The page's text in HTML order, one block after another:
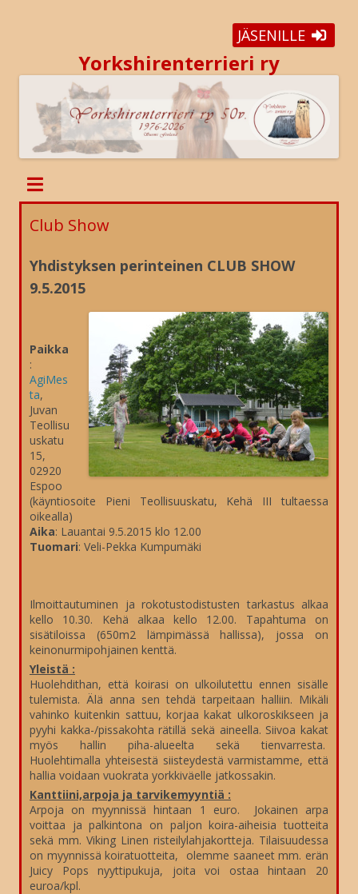
JÄSENILLE
Yorkshirenterrieri ry
Club Show
Yhdistyksen perinteinen CLUB SHOW
9.5.2015
Paikka
:
AgiMes
ta,
Juvan
Teollisu
uskatu
15,
02920
Espoo
(käyntiosoite Pieni Teollisuuskatu, Kehä III tultaessa
oikealla)
Aika: Lauantai 9.5.2015 klo 12.00
Tuomari: Veli-Pekka Kumpumäki
Ilmoittautuminen ja rokotustodistusten tarkastus alkaa
kello 10.30. Kehä alkaa kello 12.00. Tapahtuma on
sisätiloissa (650m2 lämpimässä hallissa), jossa on
keinonurmipohjainen kenttä.
Yleistä :
Huolehdithan, että koirasi on ulkoilutettu ennen sisälle
tulemista. Älä anna sen tehdä tarpeitaan halliin. Mikäli
vahinko kuitenkin sattuu, korjaa kakat ulkoroskikseen ja
pyyhi kakka-/pissakohta rätillä sekä aineella. Siivoa kakat
myös hallin piha-alueelta sekä tienvarresta.
Huolehtimalla yhteisestä siisteydestä varmistamme, että
hallia voidaan vuokrata yorkkiväelle jatkossakin.
Kanttiini,arpoja ja tarvikemyyntiä :
Arpoja on myynnissä hintaan 1 euro. Jokainen arpa
voittaa ja palkintona on paljon koira-aiheisia tuotteita
sekä mm. Viking Linen risteilylahjakortteja. Tilaisuudessa
on myynnissä koiratuotteita, olemme saaneet mm. erän
Juicy Pops nyyttipukuja, joita voi ostaa hintaan 20
euroa/kpl.